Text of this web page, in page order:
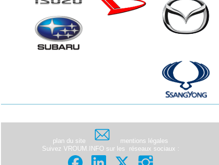
plan du site
mentions légales
Suivez VROUM.INFO sur les
réseaux sociaux :